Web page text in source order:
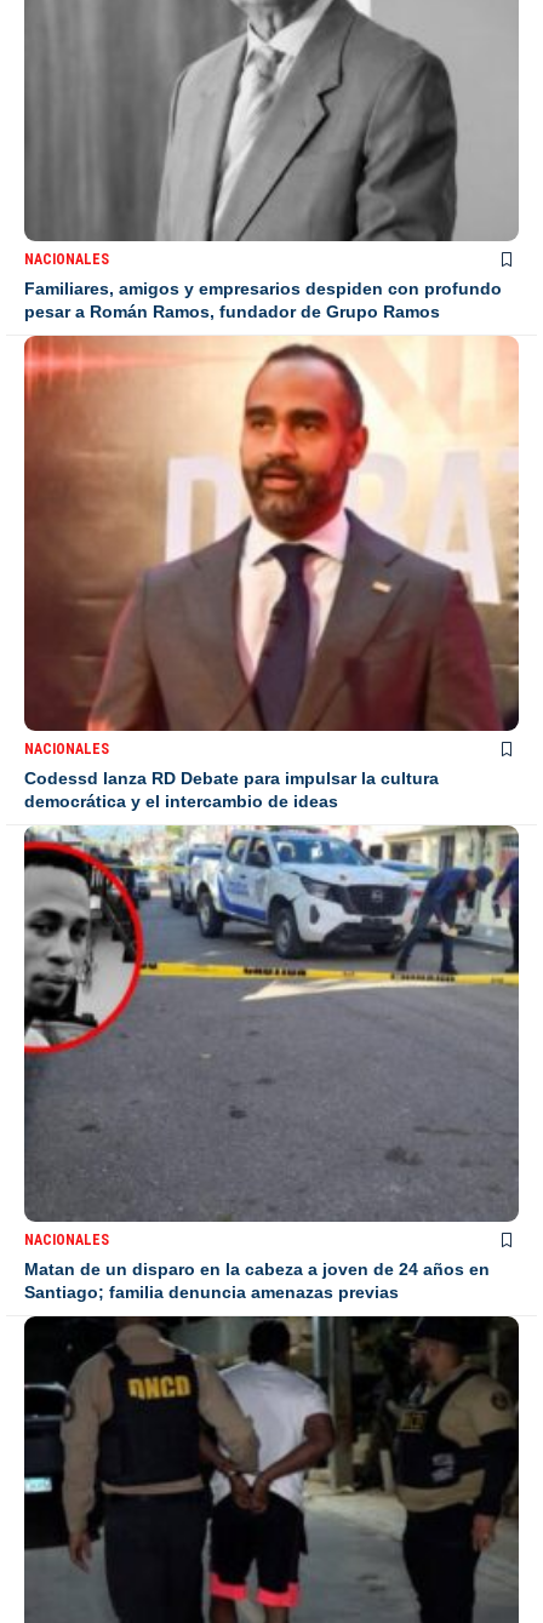
NACIONALES
Familiares, amigos y empresarios despiden con profundo
pesar a Román Ramos, fundador de Grupo Ramos
NACIONALES
Codessd lanza RD Debate para impulsar la cultura
democrática y el intercambio de ideas
NACIONALES
Matan de un disparo en la cabeza a joven de 24 años en
Santiago; familia denuncia amenazas previas